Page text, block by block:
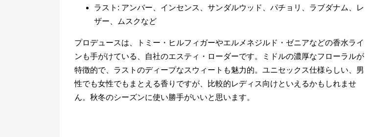
ラスト: アンバー、インセンス、サンダルウッド、パチョリ、ラブダナム、レ
ザー、ムスクなど
プロデュースは、トミー・ヒルフィガーやエルメネジルド・ゼニアなどの香水ライ
ンも手がけている、自社のエスティ・ローダーです。ミドルの濃厚なフローラルが
特徴的で、ラストのディープなスウィートも魅力的。ユニセックス仕様らしい、男
性でも女性でもまとえる香りですが、比較的レディス向けといえるかもしれませ
ん。秋冬のシーズンに使い勝手がいいと思います。